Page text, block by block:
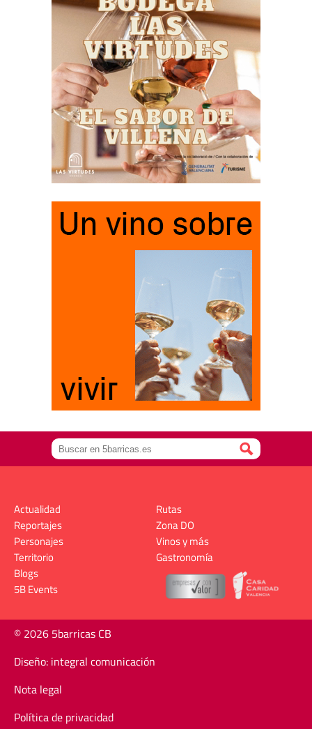
Actualidad
Reportajes
Personajes
Territorio
Rutas
Zona DO
Vinos y más
Gastronomía
Blogs
5B Events
© 2026 5barricas CB
Diseño: integral comunicación
Nota legal
Política de privacidad